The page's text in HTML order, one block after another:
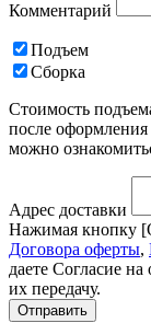
Комментарий
Подъем
Сборка
Стоимость
после оформления
можно
Адрес доставки
Нажимая кнопку
Договора оферты,
даете Согласие
их передачу.